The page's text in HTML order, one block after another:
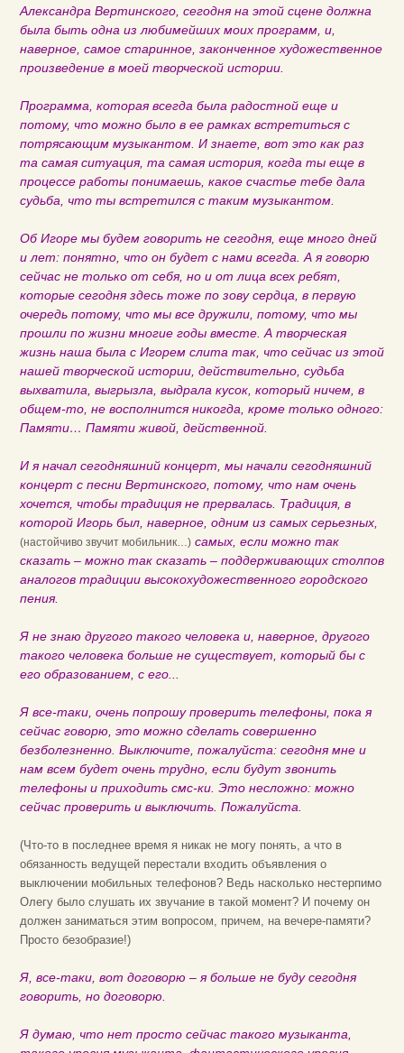
Александра Вертинского, сегодня на этой сцене должна
была быть одна из любимейших моих программ, и,
наверное, самое старинное, законченное художественное
произведение в моей творческой истории.
Программа, которая всегда была радостной еще и
потому, что можно было в ее рамках встретиться с
потрясающим музыкантом. И знаете, вот это как раз
та самая ситуация, та самая история, когда ты еще в
процессе работы понимаешь, какое счастье тебе дала
судьба, что ты встретился с таким музыкантом.
Об Игоре мы будем говорить не сегодня, еще много дней
и лет: понятно, что он будет с нами всегда. А я говорю
сейчас не только от себя, но и от лица всех ребят,
которые сегодня здесь тоже по зову сердца, в первую
очередь потому, что мы все дружили, потому, что мы
прошли по жизни многие годы вместе. А творческая
жизнь наша была с Игорем слита так, что сейчас из этой
нашей творческой истории, действительно, судьба
выхватила, выгрызла, выдрала кусок, который ничем, в
общем-то, не восполнится никогда, кроме только одного:
Памяти… Памяти живой, действенной.
И я начал сегодняшний концерт, мы начали сегодняшний
концерт с песни Вертинского, потому, что нам очень
хочется, чтобы традиция не прервалась. Традиция, в
которой Игорь был, наверное, одним из самых серьезных,
(настойчиво звучит мобильник…) самых, если можно так
сказать – можно так сказать – поддерживающих столпов
аналогов традиции высокохудожественного городского
пения.
Я не знаю другого такого человека и, наверное, другого
такого человека больше не существует, который бы с
его образованием, с его...
Я все-таки, очень попрошу проверить телефоны, пока я
сейчас говорю, это можно сделать совершенно
безболезненно. Выключите, пожалуйста: сегодня мне и
нам всем будет очень трудно, если будут звонить
телефоны и приходить смс-ки. Это несложно: можно
сейчас проверить и выключить. Пожалуйста.
(Что-то в последнее время я никак не могу понять, а что в
обязанность ведущей перестали входить объявления о
выключении мобильных телефонов? Ведь насколько нестерпимо
Олегу было слушать их звучание в такой момент? И почему он
должен заниматься этим вопросом, причем, на вечере-памяти?
Просто безобразие!)
Я, все-таки, вот договорю – я больше не буду сегодня
говорить, но договорю.
Я думаю, что нет просто сейчас такого музыканта,